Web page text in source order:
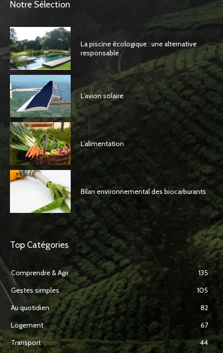
Notre Sélection
La piscine écologique : une alternative
responsable
L’avion solaire
L’alimentation
Bilan environnemental des biocarburants
Top Catégories
Comprendre & Agir
135
Gestes simples
105
Au quotidien
82
Logement
67
Transport
44